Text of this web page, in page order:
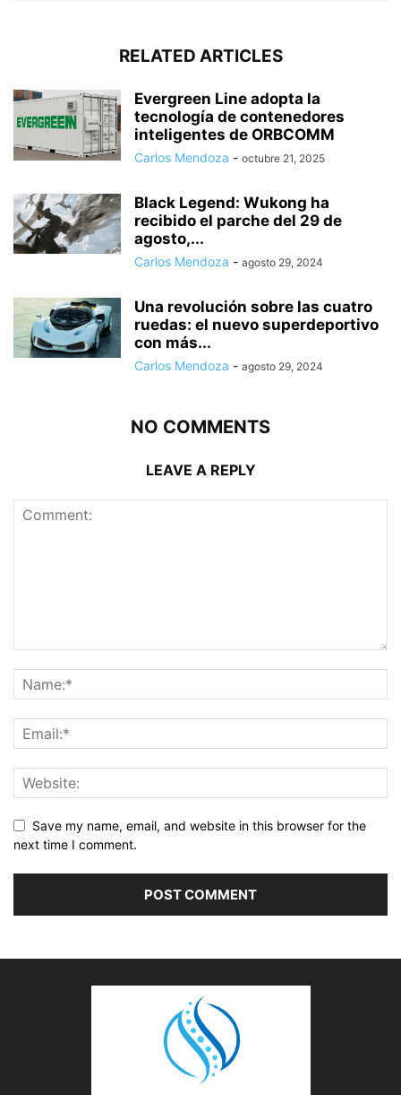
RELATED ARTICLES
Evergreen Line adopta la
tecnología de contenedores
inteligentes de ORBCOMM
Carlos Mendoza - octubre 21, 2025
Black Legend: Wukong ha
recibido el parche del 29 de
agosto,...
Carlos Mendoza - agosto 29, 2024
Una revolución sobre las cuatro
ruedas: el nuevo superdeportivo
con más...
Carlos Mendoza - agosto 29, 2024
NO COMMENTS
LEAVE A REPLY
Save my name, email, and website in this browser for the
next time I comment.